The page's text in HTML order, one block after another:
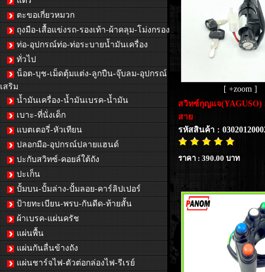
ตะขอเกี่ยวหมวก
ถุงมือ-เสื้อแข่งรถ-รองเท้า-ผ้าคลุม-โม่งกรอง
ท่อ-อุปกรณ์ท่อ-ท่อระบายน้ำมันเครื่อง
ทั่วไป
น็อต-บุช-เม็ดตุ้มแต่ง-ลูกปืน-จุ๊บลม-อุปกรณ์
เสริม
น้ำมันเครื่อง-น้ำมันเบรค-น้ำมัน
เบาะ-ที่นั่งเด็ก
แบตเตอรี่-หัวเทียน
ปลอกมือ-อุปกรณ์ปลายแฮนด์
ปะกับสวิทซ์-คอยล์ใต้ถัง
ปะเก็น
ปั้มบน-ปั้มล่าง-ปั้มลอย-คาร์ลิปเปอร์
ป้ายทะเบียน-พรบ-กันดีด-ท้ายสั้น
ผ้าเบรค-แผ่นครัช
แผ่นพื้น
แผ่นกันลื่นข้างถัง
แผ่นชาร์จไฟ-ตัวต่อกล่องไฟ-รีเรย์
[ +zoom ]
สวิทซ์กุญแจ(YAGUSO)
สาย
รหัสสินค้า :
ราคา : 390.00 บาท